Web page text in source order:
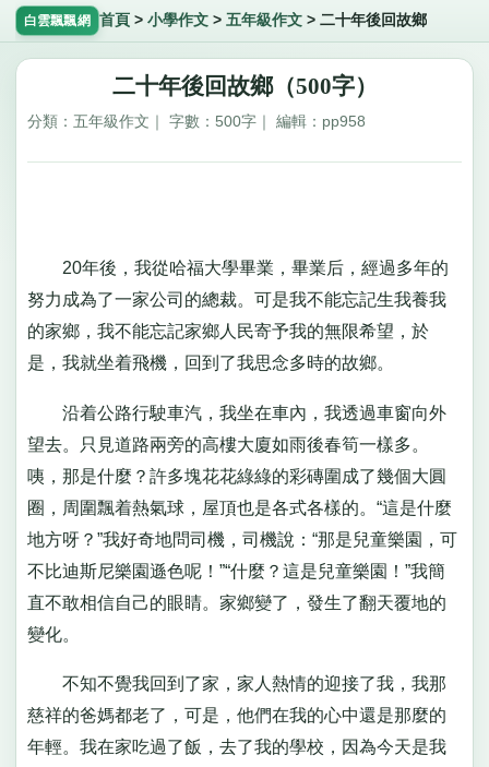
白雲飄飄網 首頁 > 小學作文> 五年級作文> 二十年後回故鄉
二十年後回故鄉（500字）
分類：五年級作文｜ 字數：500字｜ 編輯：pp958
20年後，我從哈福大學畢業，畢業后，經過多年的
努力成為了一家公司的總裁。可是我不能忘記生我養我
的家鄉，我不能忘記家鄉人民寄予我的無限希望，於
是，我就坐着飛機，回到了我思念多時的故鄉。
沿着公路行駛車汽，我坐在車內，我透過車窗向外
望去。只見道路兩旁的高樓大廈如雨後春筍一樣多。
咦，那是什麼？許多塊花花綠綠的彩磚圍成了幾個大圓
圈，周圍飄着熱氣球，屋頂也是各式各樣的。“這是什麼
地方呀？”我好奇地問司機，司機說：“那是兒童樂園，可
不比迪斯尼樂園遜色呢！”“什麼？這是兒童樂園！”我簡
直不敢相信自己的眼睛。家鄉變了，發生了翻天覆地的
變化。
不知不覺我回到了家，家人熱情的迎接了我，我那
慈祥的爸媽都老了，可是，他們在我的心中還是那麼的
年輕。我在家吃過了飯，去了我的學校，因為今天是我